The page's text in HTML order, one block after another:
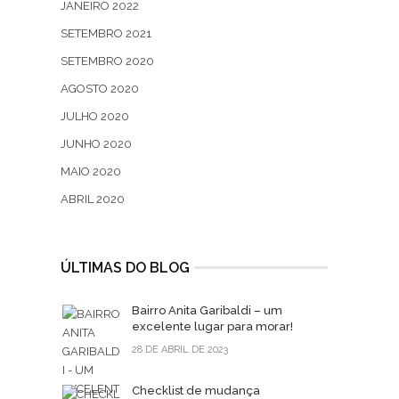
JANEIRO 2022
SETEMBRO 2021
SETEMBRO 2020
AGOSTO 2020
JULHO 2020
JUNHO 2020
MAIO 2020
ABRIL 2020
ÚLTIMAS DO BLOG
Bairro Anita Garibaldi – um
excelente lugar para morar!
28 DE ABRIL DE 2023
Checklist de mudança